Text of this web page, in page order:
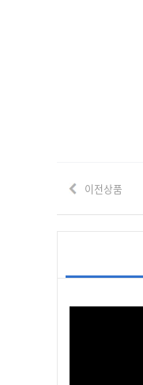
이전상품